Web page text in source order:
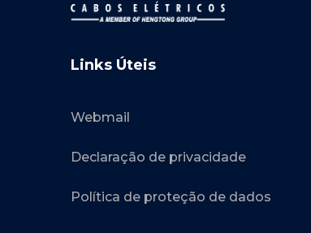
Links Úteis
Webmail
Declaração de privacidade
Política de proteção de dados